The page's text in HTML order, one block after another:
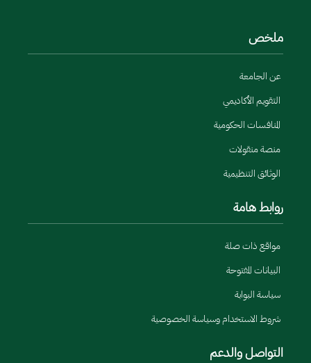
ملخص
عن الجامعة
التقويم الأكاديمي
المنافسات الحكومية
منصة منقولات
الوثائق التنظيمية
روابط هامة
مواقع ذات صلة
البيانات المفتوحة
سياسة البوابة
شروط الاستخدام وسياسة الخصوصية
التواصل والدعم